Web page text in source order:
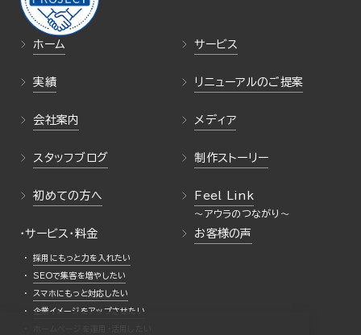
ホーム サービス
実績 リニューアルのご提案
会社案内 メディア
スタッフブログ 制作ストーリー
初めての方へ Feel Link
・サービス・料金
採用にもっと力を入れたい
SEOで集客を増やしたい
スマホにもっと対応したい
企業イメージをアップさせたい
お客様の声